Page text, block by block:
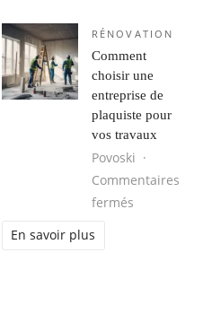
RÉNOVATION
Comment
choisir une
entreprise de
plaquiste pour
vos travaux
Povoski
Commentaires
fermés
En savoir plus